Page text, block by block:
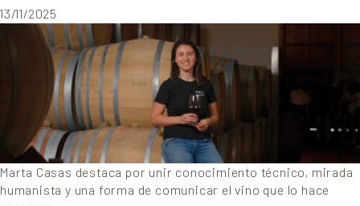
13/11/2025
Marta Casas destaca por unir conocimiento técnico, mirada
humanista y una forma de comunicar el vino que lo hace